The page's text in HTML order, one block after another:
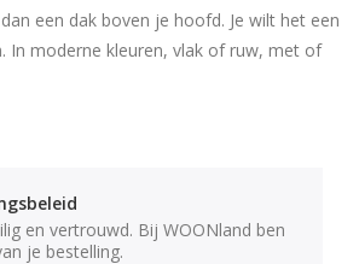
een dak boven je hoofd. Je wilt het een
In moderne kleuren, vlak of ruw, met of
en vertrouwd. Bij WOONland ben
je bestelling.